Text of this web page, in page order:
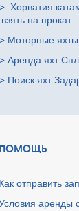
> Хорватия
взять на прокат
> Моторные
> Аренда яхт
> Поиск яхт
ПОМОЩЬ
Как отправить
аренды